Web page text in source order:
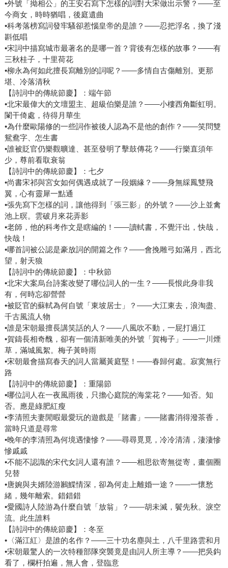
•外號「拗相公」的王安石寫下怎樣的詞對大宋做出示警？——至
今商女，時時猶唱，後庭遺曲
•科考落榜寫詞發牢騷卻惹惱皇帝的是誰？——忍把浮名，換了淺
斟低唱
•宋詞中描寫城市最著名的是哪一首？背後有怎樣的故事？——有
三秋桂子，十里荷花
•柳永為何如此擅長寫離別的詞呢？——多情自古傷離別。更那
堪、冷落清秋
【詩詞中的傳統節慶】：端午節
•北宋最偉大的文壇盟主、超級伯樂是誰？——小樓西角斷虹明。
闌干倚處，待得月華生
•為什麼歐陽修的一些詞作被後人認為不是他的創作？——笑問雙
鴛鴦字、怎生書
•誰被貶官仍樂觀曠達、甚至發明了擊鼓傳花？——行樂直須年
少，尊前看取衰翁
【詩詞中的傳統節慶】：七夕
•尚書宋祁與宮女如何偶遇成就了一段姻緣？——身無綵鳳雙飛
翼，心有靈犀一點通
•張先寫下怎樣的詞，讓他得到「張三影」的外號？——沙上並禽
池上暝。雲破月來花弄影
•老師，他的科考作文是瞎編的！——讀軾書，不覺汗出，快哉，
快哉！
•哪首詞被公認是豪放詞的開篇之作？——會挽雕弓如滿月，西北
望，射天狼
【詩詞中的傳統節慶】：中秋節
•北宋大案烏台詩案改變了哪位詞人的一生？——長恨此身非我
有，何時忘卻營營
•被貶官的蘇軾為何自號「東坡居士」？——大江東去，浪淘盡、
千古風流人物
•誰是宋朝最擅長講笑話的人？——八風吹不動，一屁打過江
•賀鑄長相奇醜，卻有一個清新唯美的外號「賀梅子」——一川煙
草，滿城風絮。梅子黃時雨
•宋朝最會描寫春天的詞人當屬黃庭堅！——春歸何處。寂寞無行
路
【詩詞中的傳統節慶】：重陽節
•哪位詞人在一夜風雨後，只擔心庭院的海棠花？——知否。知
否。應是綠肥紅瘦
•李清照夫妻閒暇最愛玩的遊戲是「賭書」——賭書消得潑茶香，
當時只道是尋常
•晚年的李清照為何境遇悽慘？——尋尋覓覓，冷冷清清，淒淒慘
慘戚戚
•不能不認識的宋代女詞人還有誰？——相思欲寄無從寄，畫個圈
兒替
•唐婉與夫婿陸游鶼鰈情深，卻為何走上離婚一途？——一懷愁
緒，幾年離索。錯錯錯
•愛國詩人陸游為什麼自號「放翁」？——胡未滅，鬢先秋。淚空
流。此生誰料
【詩詞中的傳統節慶】：冬至
•〈滿江紅〉是誰的名作？——三十功名塵與土，八千里路雲和月
•宋朝最驚人的一次特種部隊突襲竟是由詞人所主導？——把吳鈎
看了，欄杆拍遍，無人會，登臨意